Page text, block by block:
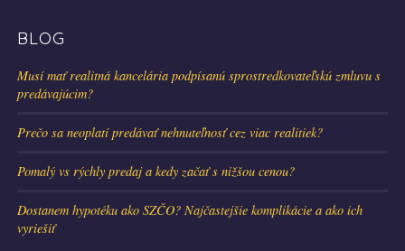
BLOG
Musí mať realitná kancelária podpísanú sprostredkovateľskú zmluvu s
predávajúcim?
Prečo sa neoplatí predávať nehnuteľnosť cez viac realitiek?
Pomalý vs rýchly predaj a kedy začať s nižšou cenou?
Dostanem hypotéku ako SZČO? Najčastejšie komplikácie a ako ich
vyriešiť